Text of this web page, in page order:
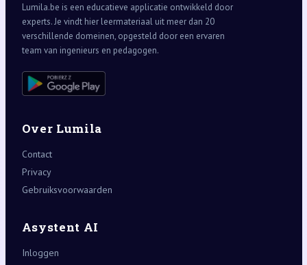
Lumila.be is een educatieve applicatie ontwikkeld door
experts. Je vindt hier leermateriaal uit meer dan 20
verschillende domeinen, opgesteld door een ervaren
team van ingenieurs en pedagogen.
Over Lumila
Contact
Privacy
Gebruiksvoorwaarden
Asystent AI
Inloggen